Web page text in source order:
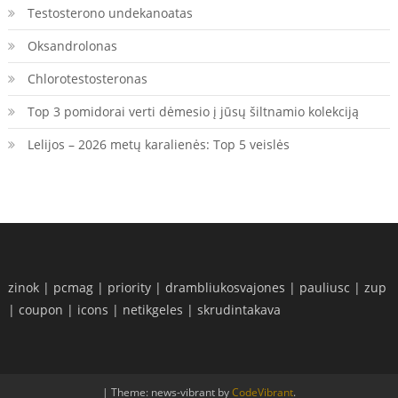
Testosterono undekanoatas
Oksandrolonas
Chlorotestosteronas
Top 3 pomidorai verti dėmesio į jūsų šiltnamio kolekciją
Lelijos – 2026 metų karalienės: Top 5 veislės
zinok | pcmag | priority |drambliukosvajones | pauliusc |zup
|coupon | icons | netikgeles |skrudintakava
| Theme: news-vibrant byCodeVibrant.